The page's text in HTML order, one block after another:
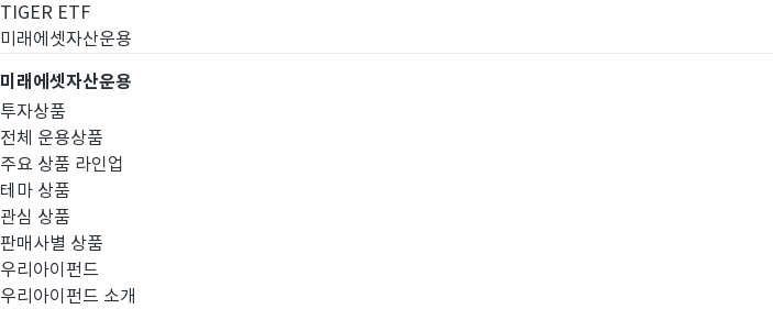
TIGER ETF
미래에셋자산운용
미래에셋자산운용
투자상품
전체 운용상품
주요 상품 라인업
테마 상품
관심 상품
판매사별 상품
우리아이펀드
우리아이펀드 소개